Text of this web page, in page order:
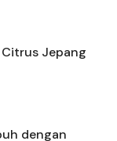
Jepang
dengan